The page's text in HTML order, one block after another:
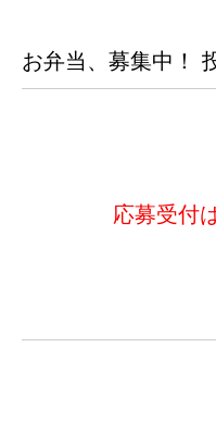
お弁当、募集中！
応募受付